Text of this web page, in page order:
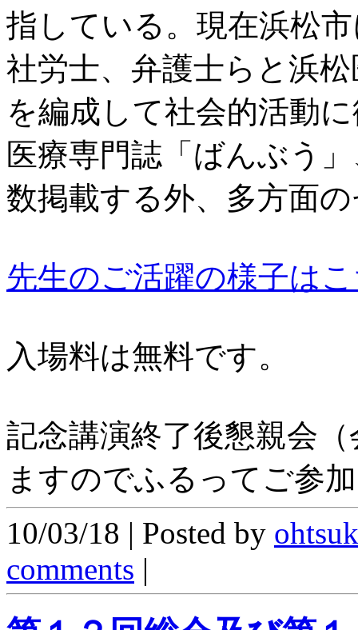
指している。現在浜松
社労士、弁護士らと浜
を編成して社会的活動
医療専門誌「ばんぶう
数掲載する外、多方面
先生のご活躍の様子は
入場料は無料です。
記念講演終了後懇親会
ますのでふるってご参
10/03/18 | Posted by
comments |